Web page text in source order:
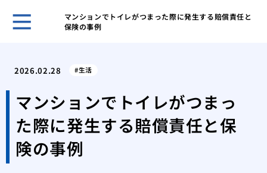
マンションでトイレがつまった際に発生する賠償責任と
保険の事例
2026.02.28 生活
マンションでトイレがつまっ
た際に発生する賠償責任と保
険の事例